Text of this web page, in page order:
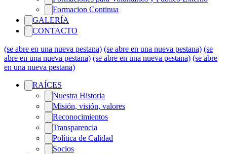
Formacion Continua
GALERÍA
CONTACTO
(se abre en una nueva pestana) (se abre en una nueva pestana) (se
abre en una nueva pestana) (se abre en una nueva pestana) (se abre
en una nueva pestana)
RAÍCES
Nuestra Historia
Misión, visión, valores
Reconocimientos
Transparencia
Política de Calidad
Socios